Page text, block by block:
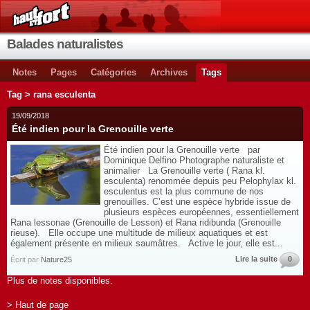
Balades naturalistes
Notes Pages Catégories Archives Tags
Tag > rana esculenta
19/09/2018
Été indien pour la Grenouille verte
Été indien pour la Grenouille verte par
Dominique Delfino Photographe naturaliste et
animalier La Grenouille verte ( Rana kl.
esculenta) renommée depuis peu Pelophylax kl.
esculentus est la plus commune de nos
grenouilles. C’est une espèce hybride issue de
plusieurs espèces européennes, essentiellement
Rana lessonae (Grenouille de Lesson) et Rana ridibunda (Grenouille
rieuse). Elle occupe une multitude de milieux aquatiques et est
également présente en milieux saumâtres. Active le jour, elle est...
Écrit par Nature25 Lire la suite 0
Plus de notes disponibles.
> Haut de page